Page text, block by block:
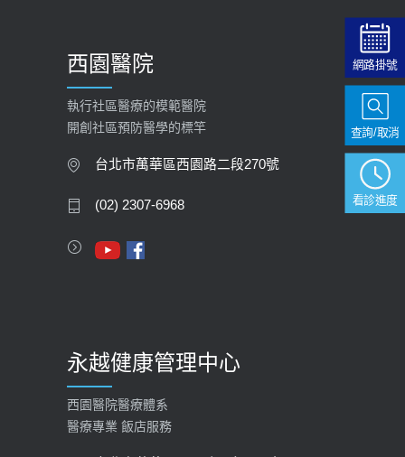
【快速肝癌篩檢MRI】新檢查服務
2026-02-06
大吃大喝、肥胖害到膽囊！膽結石、
膽息肉如何處理？
2023-09-27
西園醫院
執行社區醫療的模範醫院
開創社區預防醫學的標竿
台北市萬華區西園路二段270號
(02) 2307-6968
永越健康管理中心
西園醫院醫療體系
醫療專業 飯店服務
網路掛號
看診進度
查詢/取消